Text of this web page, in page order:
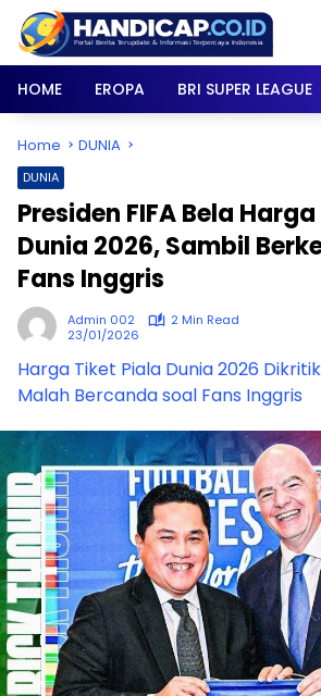
content
HOME
EROPA BRI SUPER LEAGUE
Home DUNIA
DUNIA
Presiden FIFA Bela
Dunia 2026, Sambil
Fans Inggris
Admin 002
2 Min Read
23/01/2026
Harga Tiket Piala Dunia 2026
Malah Bercanda soal Fans Inggris